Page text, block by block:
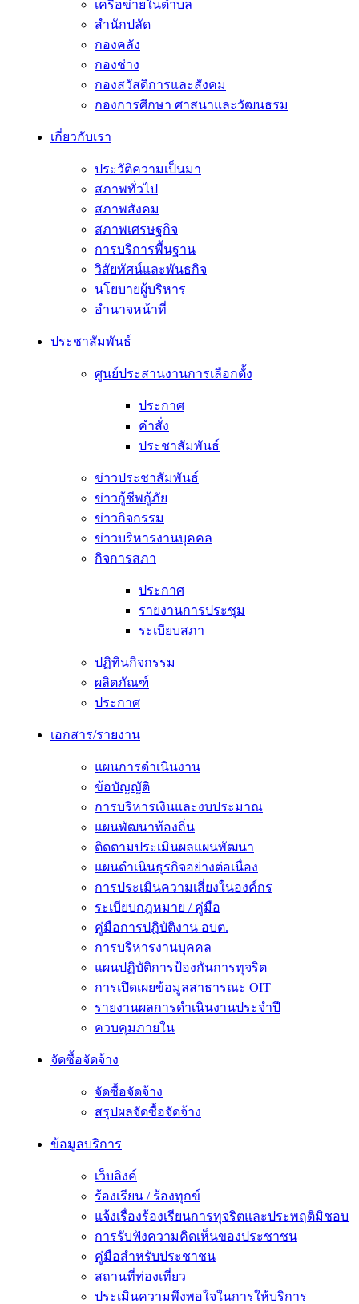
เครือข่ายในตำบล
สำนักปลัด
กองคลัง
กองช่าง
กองสวัสดิการและสังคม
กองการศึกษา ศาสนาและวัฒนธรม
เกี่ยวกับเรา
ประวัติความเป็นมา
สภาพทั่วไป
สภาพสังคม
สภาพเศรษฐกิจ
การบริการพื้นฐาน
วิสัยทัศน์และพันธกิจ
นโยบายผู้บริหาร
อํานาจหน้าที่
ประชาสัมพันธ์
ศูนย์ประสานงานการเลือกตั้ง
ประกาศ
คำสั่ง
ประชาสัมพันธ์
ข่าวประชาสัมพันธ์
ข่าวกู้ชีพกู้ภัย
ข่าวกิจกรรม
ข่าวบริหารงานบุคคล
กิจการสภา
ประกาศ
รายงานการประชุม
ระเบียบสภา
ปฏิทินกิจกรรม
ผลิตภัณฑ์
ประกาศ
เอกสาร/รายงาน
แผนการดำเนินงาน
ข้อบัญญัติ
การบริหารเงินและงบประมาณ
แผนพัฒนาท้องถิ่น
ติดตามประเมินผลแผนพัฒนา
แผนดำเนินธุรกิจอย่างต่อเนื่อง
การประเมินความเสี่ยงในองค์กร
ระเบียบกฎหมาย / คู่มือ
คู่มือการปฎิบัติงาน อบต.
การบริหารงานบุคคล
แผนปฏิบัติการป้องกันการทุจริต
การเปิดเผยข้อมูลสาธารณะ OIT
รายงานผลการดำเนินงานประจำปี
ควบคุมภายใน
จัดซื้อจัดจ้าง
จัดซื้อจัดจ้าง
สรุปผลจัดซื้อจัดจ้าง
ข้อมูลบริการ
เว็บลิงค์
ร้องเรียน / ร้องทุกข์
แจ้งเรื่องร้องเรียนการทุจริตและประพฤติมิชอบ
การรับฟังความคิดเห็นของประชาชน
คู่มือสำหรับประชาชน
สถานที่ท่องเที่ยว
ประเมินความพึงพอใจในการให้บริการ